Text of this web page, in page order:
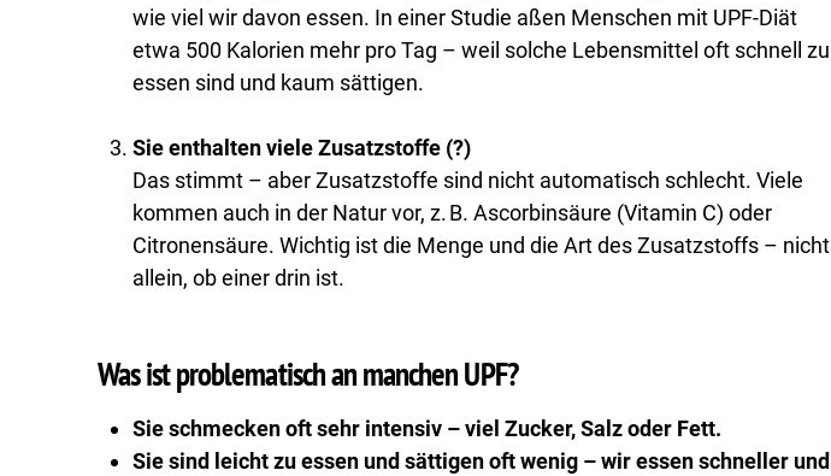
wie viel wir davon essen. In einer Studie aßen Menschen mit UPF-Diät
etwa 500 Kalorien mehr pro Tag – weil solche Lebensmittel oft schnell zu
essen sind und kaum sättigen.
Sie enthalten viele Zusatzstoffe (?)
Das stimmt – aber Zusatzstoffe sind nicht automatisch schlecht. Viele
kommen auch in der Natur vor, z. B. Ascorbinsäure (Vitamin C) oder
Citronensäure. Wichtig ist die Menge und die Art des Zusatzstoffs – nicht
allein, ob einer drin ist.
Was ist problematisch an manchen UPF?
Sie schmecken oft sehr intensiv – viel Zucker, Salz oder Fett.
Sie sind leicht zu essen und sättigen oft wenig – wir essen schneller und